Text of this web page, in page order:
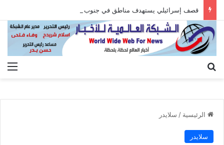
قصف إسرائيلي يستهدف مناطق في جنوب لبنان
الرئيسية / سلايدر
سلايدر